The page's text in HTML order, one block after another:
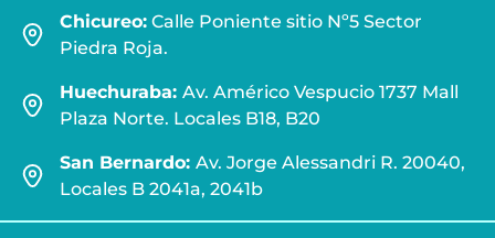
Chicureo: Calle Poniente sitio Nº5 Sector
Piedra Roja.
Huechuraba:Av. Américo Vespucio 1737 Mall
Plaza Norte. Locales B18, B20
San Bernardo:Av. Jorge Alessandri R. 20040,
Locales B 2041a, 2041b